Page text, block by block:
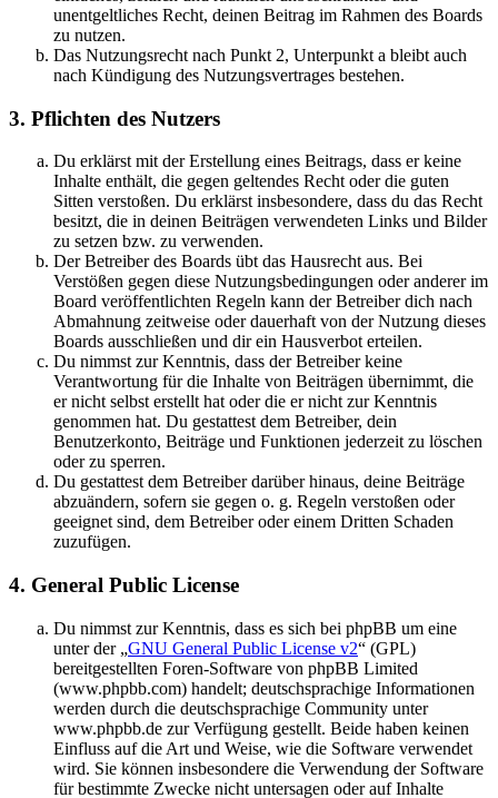
unentgeltliches Recht, deinen Beitrag im Rahmen des Boards
zu nutzen.
Das Nutzungsrecht nach Punkt 2, Unterpunkt a bleibt auch
nach Kündigung des Nutzungsvertrages bestehen.
3. Pflichten des Nutzers
Du erklärst mit der Erstellung eines Beitrags, dass er keine
Inhalte enthält, die gegen geltendes Recht oder die guten
Sitten verstoßen. Du erklärst insbesondere, dass du das Recht
besitzt, die in deinen Beiträgen verwendeten Links und Bilder
zu setzen bzw. zu verwenden.
Der Betreiber des Boards übt das Hausrecht aus. Bei
Verstößen gegen diese Nutzungsbedingungen oder anderer im
Board veröffentlichten Regeln kann der Betreiber dich nach
Abmahnung zeitweise oder dauerhaft von der Nutzung dieses
Boards ausschließen und dir ein Hausverbot erteilen.
Du nimmst zur Kenntnis, dass der Betreiber keine
Verantwortung für die Inhalte von Beiträgen übernimmt, die
er nicht selbst erstellt hat oder die er nicht zur Kenntnis
genommen hat. Du gestattest dem Betreiber, dein
Benutzerkonto, Beiträge und Funktionen jederzeit zu löschen
oder zu sperren.
Du gestattest dem Betreiber darüber hinaus, deine Beiträge
abzuändern, sofern sie gegen o. g. Regeln verstoßen oder
geeignet sind, dem Betreiber oder einem Dritten Schaden
zuzufügen.
4. General Public License
Du nimmst zur Kenntnis, dass es sich bei phpBB um eine
unter der „GNU General Public License v2“ (GPL)
bereitgestellten Foren-Software von phpBB Limited
(www.phpbb.com) handelt; deutschsprachige Informationen
werden durch die deutschsprachige Community unter
www.phpbb.de zur Verfügung gestellt. Beide haben keinen
Einfluss auf die Art und Weise, wie die Software verwendet
wird. Sie können insbesondere die Verwendung der Software
für bestimmte Zwecke nicht untersagen oder auf Inhalte